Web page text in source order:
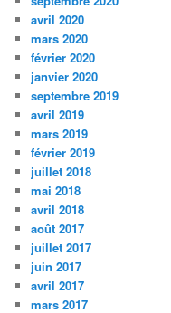
avril 2020
mars 2020
février 2020
janvier 2020
septembre 2019
avril 2019
mars 2019
février 2019
juillet 2018
mai 2018
avril 2018
août 2017
juillet 2017
juin 2017
avril 2017
mars 2017